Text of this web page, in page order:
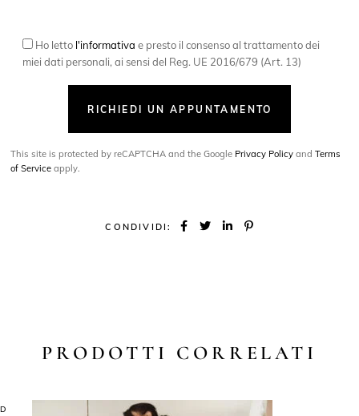
Ho letto l'informativa e presto il consenso al trattamento dei
miei dati personali, ai sensi del Reg. UE 2016/679 (Art. 13)
RICHIEDI UN APPUNTAMENTO
This site is protected by reCAPTCHA and the Google Privacy Policy andTerms
of Service apply.
CONDIVIDI:
PRODOTTI CORRELATI